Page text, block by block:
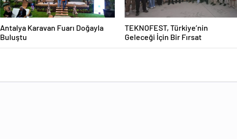
Antalya Karavan Fuarı Doğayla
Buluştu
TEKNOFEST, Türkiye’nin
Geleceği İçin Bir Fırsat